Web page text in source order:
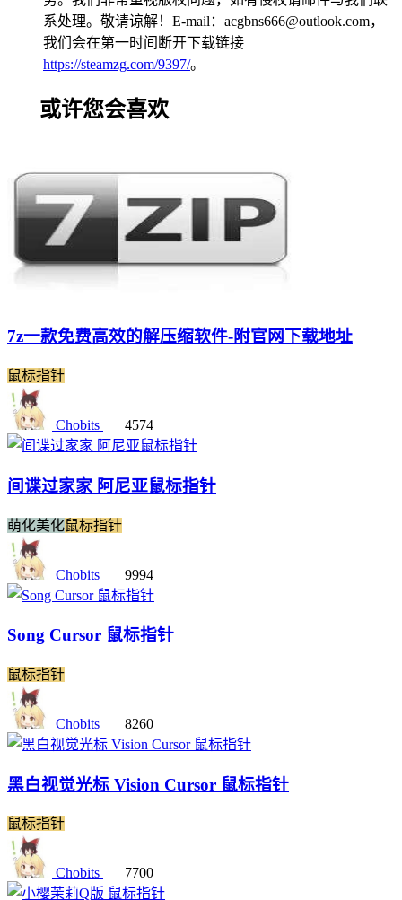
系处理。敬请谅解！E-mail：acgbns666@outlook.com，
我们会在第一时间断开下载链接
https://steamzg.com/9397/。
或许您会喜欢
7z一款免费高效的解压缩软件-附官网下载地址
鼠标指针
Chobits 4574
间谍过家家 阿尼亚鼠标指针
萌化美化鼠标指针
Chobits 9994
Song Cursor 鼠标指针
鼠标指针
Chobits 8260
黑白视觉光标 Vision Cursor 鼠标指针
鼠标指针
Chobits 7700